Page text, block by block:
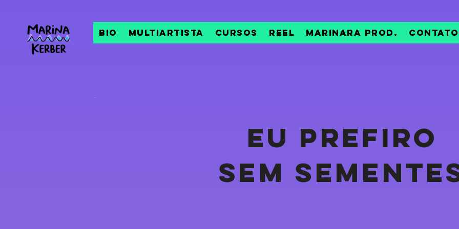
Bio Multiartista Cursos Reel Marinara Prod. Contato
...
EU PREFIRO
SEM